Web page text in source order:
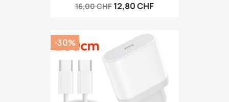
16,00 CHF 12,80 CHF
-30%